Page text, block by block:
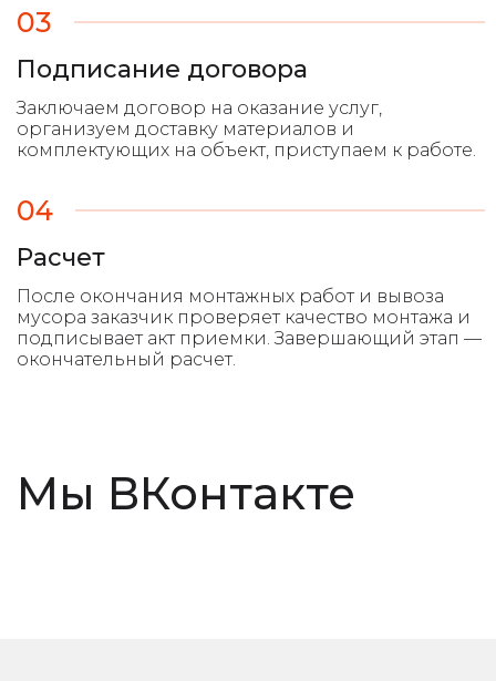
03
Подписание договора
04
Расчет
Мы ВКонтакте